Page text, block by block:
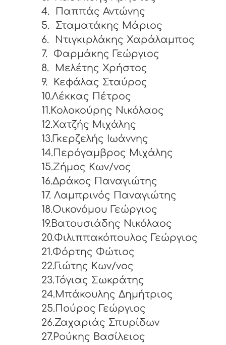
4.
Παππάς Αντώνης
5.
Σταματάκης Μάριος
6.
Ντιγκιρλάκης Χαράλαμπος
7.
Φαρμάκης Γεώργιος
8.
Μελέτης Χρήστος
9.
Κεφάλας Σταύρος
10.Λέκκας Πέτρος
11.Κολοκούρης Νικόλαος
12.Χατζής Μιχάλης
13.Γκερζελής Ιωάννης
14.Περόγαμβρος Μιχάλης
15.Ζήμος Κων/νος
16.Δράκος Παναγιώτης
17. Λαμπρινός Παναγιώτης
18.Οικονόμου Γεώργιος
19.Βατουσιάδης Νικόλαος
20.Φιλιππακόπουλος Γεώργιος
21.Φόρτης Φώτιος
22.Γιώτης Κων/νος
23.Τόγιας Σωκράτης
24.Μπάκουλης Δημήτριος
25.Πούρος Γεώργιος
26.Ζαχαριάς Σπυρίδων
27.Ρούκης Βασίλειος